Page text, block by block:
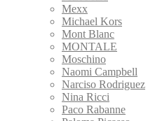
Mexx
Michael Kors
Mont Blanc
MONTALE
Moschino
Naomi Campbell
Narciso Rodriguez
Nina Ricci
Paco Rabanne